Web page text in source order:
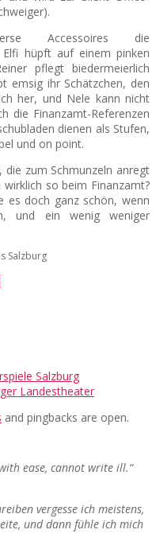
Accessoires die
Elfi hüpft auf einem pinken
pflegt biedermeierlich
emsig ihr Schätzchen, den
her, und Nele kann nicht
die Finanzamt-Referenzen
dienen als Stufen,
und on point.
die zum Schmunzeln anregt
so beim Finanzamt?
es doch ganz schön, wenn
und ein wenig weniger
Salzburg
Salzburg
Landestheater
and pingbacks are open.
ease, cannot write ill.“
vergesse ich meistens,
und dann fühle ich mich